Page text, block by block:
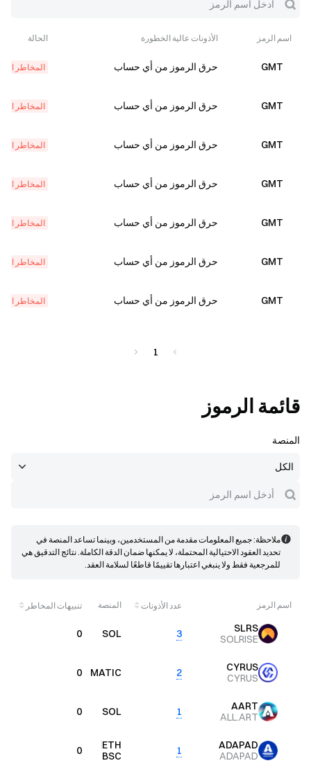
اسم الرمز الأذونات عالية الخطورة الحالة
GMT حرق الرموز من أي حساب المخاطر
GMT حرق الرموز من أي حساب المخاطر
GMT حرق الرموز من أي حساب المخاطر
GMT حرق الرموز من أي حساب المخاطر
GMT حرق الرموز من أي حساب المخاطر
GMT حرق الرموز من أي حساب المخاطر
GMT حرق الرموز من أي حساب المخاطر
1
قائمة الرموز
المنصة
ملاحظة: جميع المعلومات مقدمة من المستخدمين، وبينما تساعد المنصة في
تحديد العقود الاحتيالية المحتملة، لا يمكنها ضمان الدقة الكاملة. نتائج التدقيق هي
للمرجعية فقط ولا ينبغي اعتبارها تقييمًا قاطعًا لسلامة العقد.
اسم الرمز عدد الأذونات المنصة تنبيهات المخاطر
SLRS
SOLRISE
3
SOL
0
CYRUS
CYRUS
2
MATIC
0
AART
ALL.ART
1
SOL
0
ADAPAD
ADAPAD
1
ETH
BSC
0